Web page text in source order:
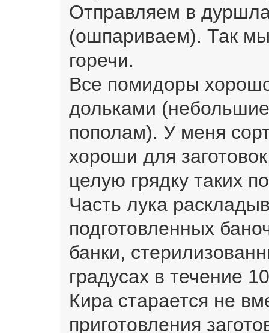
Отправляем в
(ошпариваем). Так
горечи.
Все помидоры
дольками
пополам). У меня
хороши для
целую грядку таких
Часть лука
подготовленных
банки,
градусах в течение
Кира старается не
приготовления